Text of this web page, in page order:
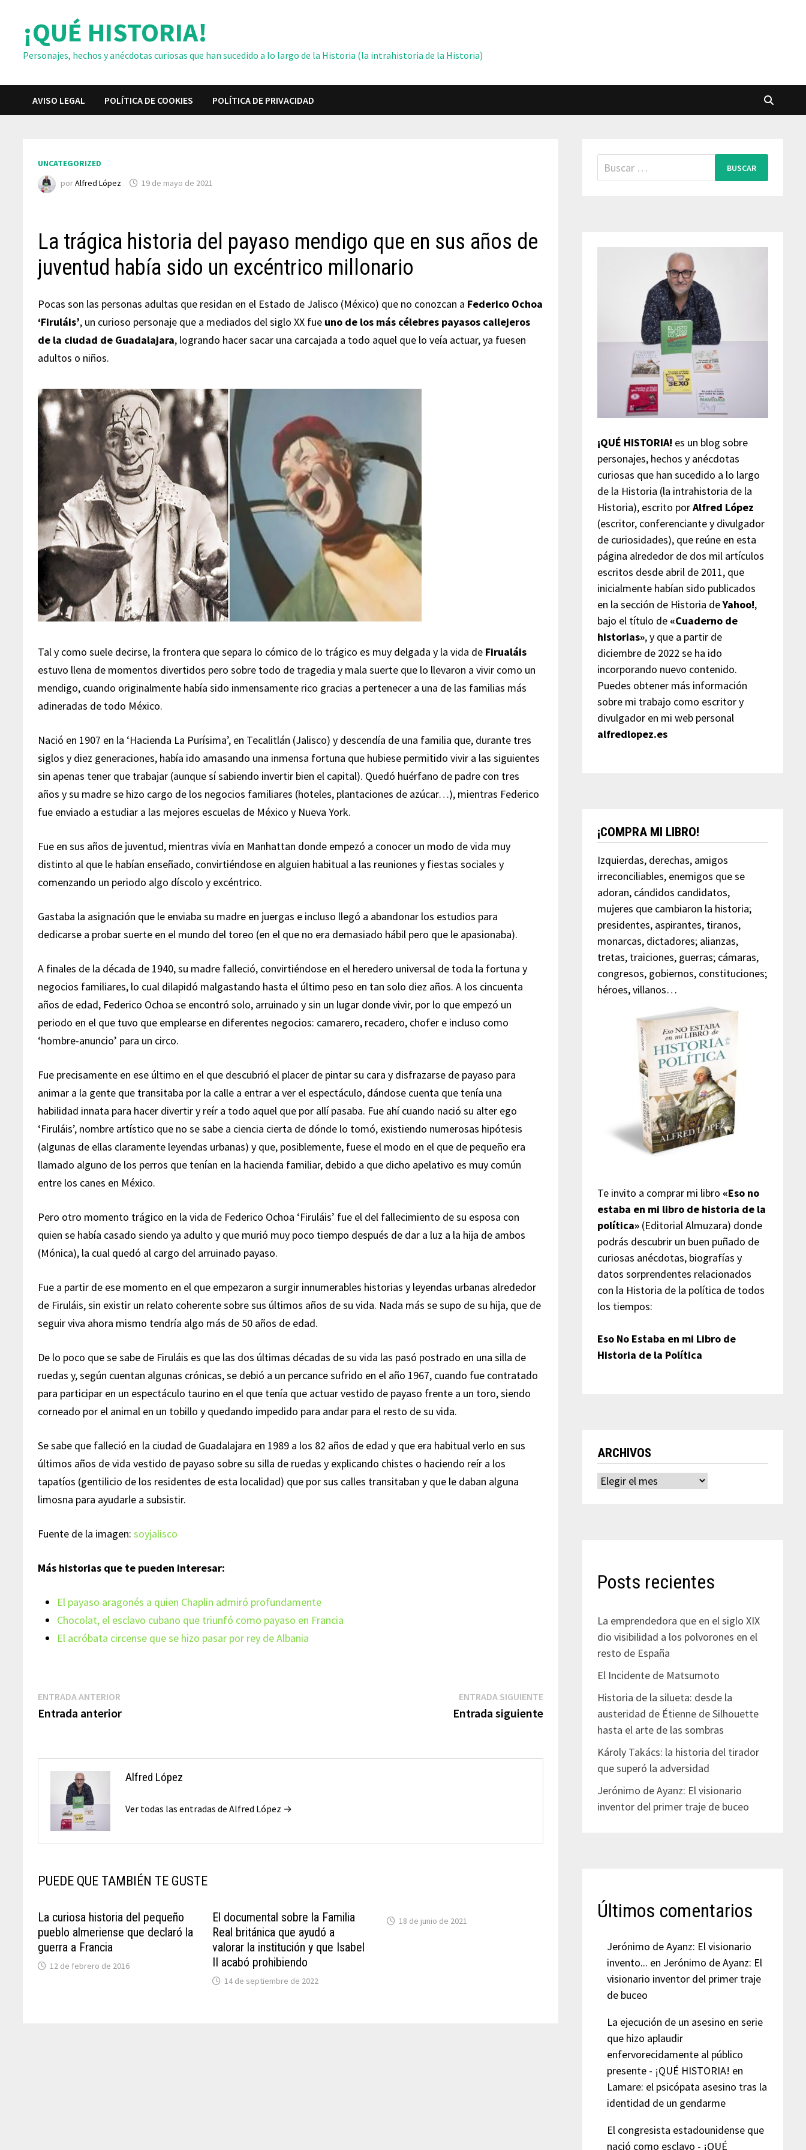
contenido¡QUÉ HISTORIA!
Personajes, hechos y anécdotas curiosas que han sucedido a lo largo de la Historia (la intrahistoria de la Historia)
AVISO LEGAL POLÍTICA DE COOKIES POLÍTICA DE PRIVACIDAD
UNCATEGORIZED
porAlfred López 19 de mayo de 2021
La trágica historia del payaso mendigo que en sus años de
juventud había sido un excéntrico millonario
Pocas son las personas adultas que residan en el Estado de Jalisco (México) que no conozcan a Federico Ochoa
‘Firuláis’, un curioso personaje que a mediados del siglo XX fue uno de los más célebres payasos callejeros
de la ciudad de Guadalajara, logrando hacer sacar una carcajada a todo aquel que lo veía actuar, ya fuesen
adultos o niños.
Tal y como suele decirse, la frontera que separa lo cómico de lo trágico es muy delgada y la vida de Firualáis
estuvo llena de momentos divertidos pero sobre todo de tragedia y mala suerte que lo llevaron a vivir como un
mendigo, cuando originalmente había sido inmensamente rico gracias a pertenecer a una de las familias más
adineradas de todo México.
Nació en 1907 en la ‘Hacienda La Purísima’, en Tecalitlán (Jalisco) y descendía de una familia que, durante tres
siglos y diez generaciones, había ido amasando una inmensa fortuna que hubiese permitido vivir a las siguientes
sin apenas tener que trabajar (aunque sí sabiendo invertir bien el capital). Quedó huérfano de padre con tres
años y su madre se hizo cargo de los negocios familiares (hoteles, plantaciones de azúcar…), mientras Federico
fue enviado a estudiar a las mejores escuelas de México y Nueva York.
Fue en sus años de juventud, mientras vivía en Manhattan donde empezó a conocer un modo de vida muy
distinto al que le habían enseñado, convirtiéndose en alguien habitual a las reuniones y fiestas sociales y
comenzando un periodo algo díscolo y excéntrico.
Gastaba la asignación que le enviaba su madre en juergas e incluso llegó a abandonar los estudios para
dedicarse a probar suerte en el mundo del toreo (en el que no era demasiado hábil pero que le apasionaba).
A finales de la década de 1940, su madre falleció, convirtiéndose en el heredero universal de toda la fortuna y
negocios familiares, lo cual dilapidó malgastando hasta el último peso en tan solo diez años. A los cincuenta
años de edad, Federico Ochoa se encontró solo, arruinado y sin un lugar donde vivir, por lo que empezó un
periodo en el que tuvo que emplearse en diferentes negocios: camarero, recadero, chofer e incluso como
‘hombre-anuncio’ para un circo.
Fue precisamente en ese último en el que descubrió el placer de pintar su cara y disfrazarse de payaso para
animar a la gente que transitaba por la calle a entrar a ver el espectáculo, dándose cuenta que tenía una
habilidad innata para hacer divertir y reír a todo aquel que por allí pasaba. Fue ahí cuando nació su alter ego
‘Firuláis’, nombre artístico que no se sabe a ciencia cierta de dónde lo tomó, existiendo numerosas hipótesis
(algunas de ellas claramente leyendas urbanas) y que, posiblemente, fuese el modo en el que de pequeño era
llamado alguno de los perros que tenían en la hacienda familiar, debido a que dicho apelativo es muy común
entre los canes en México.
Pero otro momento trágico en la vida de Federico Ochoa ‘Firuláis’ fue el del fallecimiento de su esposa con
quien se había casado siendo ya adulto y que murió muy poco tiempo después de dar a luz a la hija de ambos
(Mónica), la cual quedó al cargo del arruinado payaso.
Fue a partir de ese momento en el que empezaron a surgir innumerables historias y leyendas urbanas alrededor
de Firuláis, sin existir un relato coherente sobre sus últimos años de su vida. Nada más se supo de su hija, que de
seguir viva ahora mismo tendría algo más de 50 años de edad.
De lo poco que se sabe de Firuláis es que las dos últimas décadas de su vida las pasó postrado en una silla de
ruedas y, según cuentan algunas crónicas, se debió a un percance sufrido en el año 1967, cuando fue contratado
para participar en un espectáculo taurino en el que tenía que actuar vestido de payaso frente a un toro, siendo
corneado por el animal en un tobillo y quedando impedido para andar para el resto de su vida.
Se sabe que falleció en la ciudad de Guadalajara en 1989 a los 82 años de edad y que era habitual verlo en sus
últimos años de vida vestido de payaso sobre su silla de ruedas y explicando chistes o haciendo reír a los
tapatíos (gentilicio de los residentes de esta localidad) que por sus calles transitaban y que le daban alguna
limosna para ayudarle a subsistir.
Fuente de la imagen:soyjalisco
Más historias que te pueden interesar:
El payaso aragonés a quien Chaplin admiró profundamente
Chocolat, el esclavo cubano que triunfó como payaso en Francia
El acróbata circense que se hizo pasar por rey de Albania
Navegación
de
ENTRADA ANTERIOR
anterior:
Entrada anterior
ENTRADA SIGUIENTEEntrada
siguiente:
Entrada siguiente
Alfred López
Ver todas las entradas de Alfred López →
PUEDE QUE TAMBIÉN TE GUSTE
La curiosa historia del pequeño
pueblo almeriense que declaró la
guerra a Francia
12 de febrero de 2016
El documental sobre la Familia
Real británica que ayudó a
valorar la institución y que Isabel
II acabó prohibiendo
14 de septiembre de 2022
18 de junio de 2021
Buscar:
¡QUÉ HISTORIA! es un blog sobre
personajes, hechos y anécdotas
curiosas que han sucedido a lo largo
de la Historia (la intrahistoria de la
Historia), escrito porAlfred López
(escritor, conferenciante y divulgador
de curiosidades), que reúne en esta
página alrededor de dos mil artículos
escritos desde abril de 2011, que
inicialmente habían sido publicados
en la sección de Historia deYahoo!,
bajo el título de «Cuaderno de
historias», y que a partir de
diciembre de 2022 se ha ido
incorporando nuevo contenido.
Puedes obtener más información
sobre mi trabajo como escritor y
divulgador en mi web personal
alfredlopez.es
¡COMPRA MI LIBRO!
Izquierdas, derechas, amigos
irreconciliables, enemigos que se
adoran, cándidos candidatos,
mujeres que cambiaron la historia;
presidentes, aspirantes, tiranos,
monarcas, dictadores; alianzas,
tretas, traiciones, guerras; cámaras,
congresos, gobiernos, constituciones;
héroes, villanos…
Te invito a comprar mi libro «Eso no
estaba en mi libro de historia de la
política»(Editorial Almuzara) donde
podrás descubrir un buen puñado de
curiosas anécdotas, biografías y
datos sorprendentes relacionados
con la Historia de la política de todos
los tiempos:
Eso No Estaba en mi Libro de
Historia de la Política
ARCHIVOS
Archivos
Posts recientes
La emprendedora que en el siglo XIX
dio visibilidad a los polvorones en el
resto de España
El Incidente de Matsumoto
Historia de la silueta: desde la
austeridad de Étienne de Silhouette
hasta el arte de las sombras
Károly Takács: la historia del tirador
que superó la adversidad
Jerónimo de Ayanz: El visionario
inventor del primer traje de buceo
Últimos comentarios
Jerónimo de Ayanz: El visionario
invento... en Jerónimo de Ayanz: El
visionario inventor del primer traje
de buceo
La ejecución de un asesino en serie
que hizo aplaudir
enfervorecidamente al público
presente - ¡QUÉ HISTORIA! en
Lamare: el psicópata asesino tras la
identidad de un gendarme
El congresista estadounidense que
nació como esclavo - ¡QUÉ